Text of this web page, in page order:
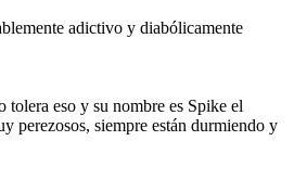
adictivo y diabólicamente
eso y su nombre es Spike el
perezosos, siempre están durmiendo y